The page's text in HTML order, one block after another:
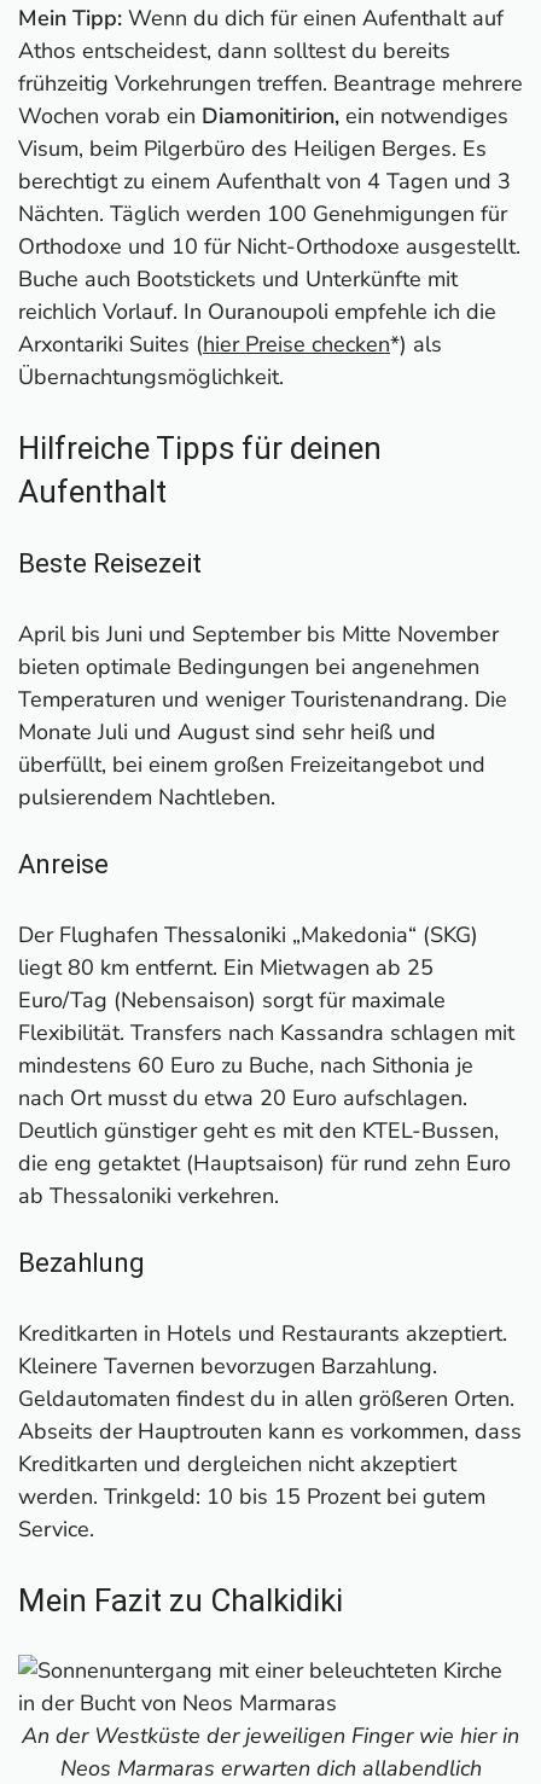
Mein Tipp: Wenn du dich für einen Aufenthalt auf
Athos entscheidest, dann solltest du bereits
frühzeitig Vorkehrungen treffen. Beantrage mehrere
Wochen vorab ein Diamonitirion, ein notwendiges
Visum, beim Pilgerbüro des Heiligen Berges. Es
berechtigt zu einem Aufenthalt von 4 Tagen und 3
Nächten. Täglich werden 100 Genehmigungen für
Orthodoxe und 10 für Nicht-Orthodoxe ausgestellt.
Buche auch Bootstickets und Unterkünfte mit
reichlich Vorlauf. In Ouranoupoli empfehle ich die
Arxontariki Suites (hier Preise checken*) als
Übernachtungsmöglichkeit.
Hilfreiche Tipps für deinen
Aufenthalt
Beste Reisezeit
April bis Juni und September bis Mitte November
bieten optimale Bedingungen bei angenehmen
Temperaturen und weniger Touristenandrang. Die
Monate Juli und August sind sehr heiß und
überfüllt, bei einem großen Freizeitangebot und
pulsierendem Nachtleben.
Anreise
Der Flughafen Thessaloniki „Makedonia“ (SKG)
liegt 80 km entfernt. Ein Mietwagen ab 25
Euro/Tag (Nebensaison) sorgt für maximale
Flexibilität. Transfers nach Kassandra schlagen mit
mindestens 60 Euro zu Buche, nach Sithonia je
nach Ort musst du etwa 20 Euro aufschlagen.
Deutlich günstiger geht es mit den KTEL-Bussen,
die eng getaktet (Hauptsaison) für rund zehn Euro
ab Thessaloniki verkehren.
Bezahlung
Kreditkarten in Hotels und Restaurants akzeptiert.
Kleinere Tavernen bevorzugen Barzahlung.
Geldautomaten findest du in allen größeren Orten.
Abseits der Hauptrouten kann es vorkommen, dass
Kreditkarten und dergleichen nicht akzeptiert
werden. Trinkgeld: 10 bis 15 Prozent bei gutem
Service.
Mein Fazit zu Chalkidiki
An der Westküste der jeweiligen Finger wie hier in
Neos Marmaras erwarten dich allabendlich